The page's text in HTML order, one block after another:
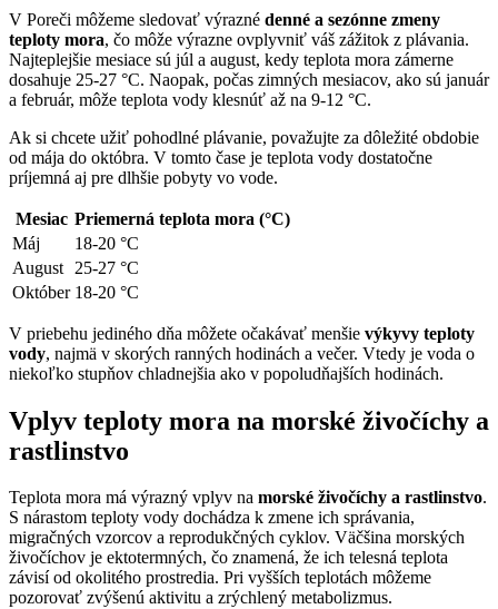
V Poreči môžeme sledovať výrazné denné a sezónne zmeny
teploty mora, čo môže výrazne ovplyvniť váš zážitok z plávania.
Najteplejšie mesiace sú júl a august, kedy teplota mora zámerne
dosahuje 25-27 °C. Naopak, počas zimných mesiacov, ako sú január
a február, môže teplota vody klesnúť až na 9-12 °C.
Ak si chcete užiť pohodlné plávanie, považujte za dôležité obdobie
od mája do októbra. V tomto čase je teplota vody dostatočne
príjemná aj pre dlhšie pobyty vo vode.
Mesiac Priemerná teplota mora (°C)
Máj
18-20 °C
August
25-27 °C
Október 18-20 °C
V priebehu jediného dňa môžete očakávať menšie výkyvy teploty
vody, najmä v skorých ranných hodinách a večer. Vtedy je voda o
niekoľko stupňov chladnejšia ako v popoludňajších hodinách.
Vplyv teploty mora na morské živočíchy a
rastlinstvo
Teplota mora má výrazný vplyv na morské živočíchy a rastlinstvo.
S nárastom teploty vody dochádza k zmene ich správania,
migračných vzorcov a reprodukčných cyklov. Väčšina morských
živočíchov je ektotermných, čo znamená, že ich telesná teplota
závisí od okolitého prostredia. Pri vyšších teplotách môžeme
pozorovať zvýšenú aktivitu a zrýchlený metabolizmus.